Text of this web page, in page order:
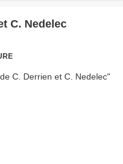
C. Nedelec